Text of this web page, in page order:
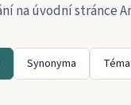
na úvodní stránce
Synonyma